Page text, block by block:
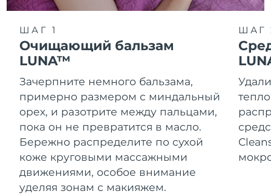
ШАГ 1
Очищающий бальзам
LUNA™
Зачерпните немного бальзама,
примерно размером с миндальный
орех, и разотрите между пальцами,
пока он не превратится в масло.
Бережно распределите по сухой
коже круговыми массажными
движениями, особое внимание
уделяя зонам с макияжем.
ШАГ